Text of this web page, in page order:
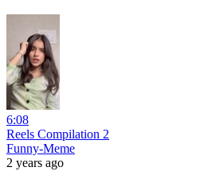
6:08
Reels Compilation 2
Funny-Meme
2 years ago